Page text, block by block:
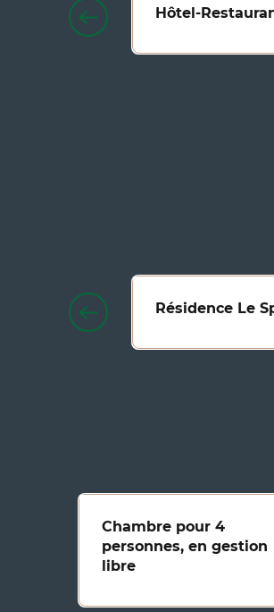
Hôtel-
Résidence Le
Chambre pour 4
personnes, en gestion
libre